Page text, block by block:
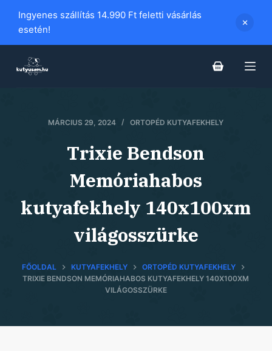
i
Ingyenes szállítás 14.990 Ft feletti vásárlás
esetén!
MÁRCIUS 29, 2024 ORTOPÉD KUTYAFEKHELY
Trixie Bendson
Memóriahabos
kutyafekhely 140x100xm
világosszürke
FŐOLDAL KUTYAFEKHELY
ORTOPÉD KUTYAFEKHELY
TRIXIE BENDSON MEMÓRIAHABOS KUTYAFEKHELY 140X100XM
VILÁGOSSZÜRKE